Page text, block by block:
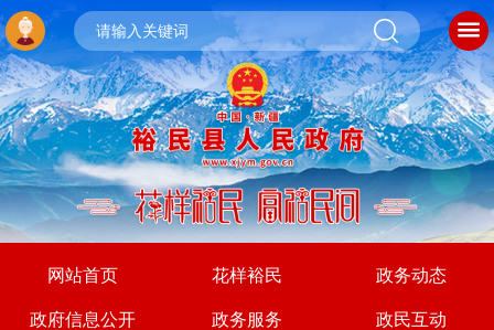
网站首页 花样裕民 政务动态
政府信息公开 政务服务 政民互动